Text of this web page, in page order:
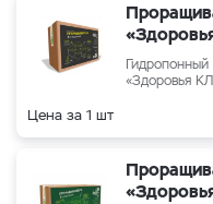
«Здоровья
Цена за 1 шт